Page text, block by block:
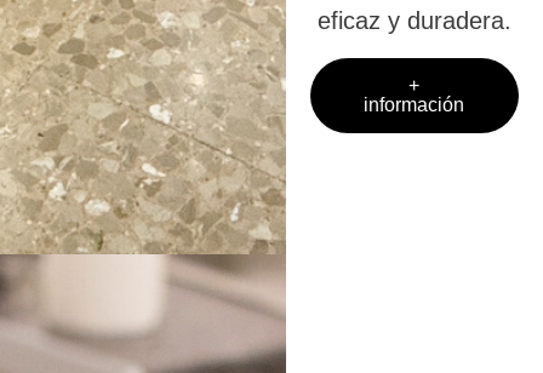
eficaz y duradera.
+
información